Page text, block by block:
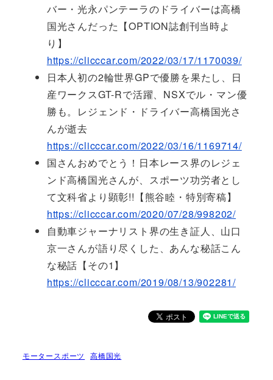
バー・光永パンテーラのドライバーは高橋
国光さんだった【OPTION誌創刊当時よ
り】
https://clicccar.com/2022/03/17/1170039/
日本人初の2輪世界GPで優勝を果たし、日
産ワークスGT-Rで活躍、NSXでル・マン優
勝も。レジェンド・ドライバー高橋国光さ
んが逝去
https://clicccar.com/2022/03/16/1169714/
国さんおめでとう！日本レース界のレジェ
ンド高橋国光さんが、スポーツ功労者とし
て文科省より顕彰!!【熊谷睦・特別寄稿】
https://clicccar.com/2020/07/28/998202/
自動車ジャーナリスト界の生き証人、山口
京一さんが語り尽くした、あんな秘話こん
な秘話【その1】
https://clicccar.com/2019/08/13/902281/
モータースポーツ 高橋国光